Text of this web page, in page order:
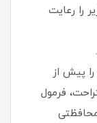
را رعایت
پیش از
فرمول